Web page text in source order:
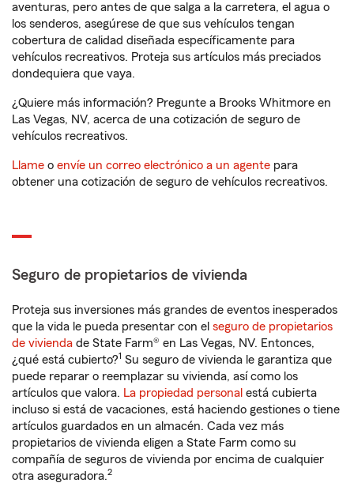
aventuras, pero antes de que salga a la carretera, el agua o
los senderos, asegúrese de que sus vehículos tengan
cobertura de calidad diseñada específicamente para
vehículos recreativos. Proteja sus artículos más preciados
dondequiera que vaya.
¿Quiere más información? Pregunte a Brooks Whitmore en
Las Vegas, NV, acerca de una cotización de seguro de
vehículos recreativos.
Llame o envíe un correo electrónico a un agente para
obtener una cotización de seguro de vehículos recreativos.
Seguro de propietarios de vivienda
Proteja sus inversiones más grandes de eventos inesperados
que la vida le pueda presentar con el seguro de propietarios
de vivienda de State Farm® en Las Vegas, NV. Entonces,
¿qué está cubierto?1 Su seguro de vivienda le garantiza que
puede reparar o reemplazar su vivienda, así como los
artículos que valora. La propiedad personal está cubierta
incluso si está de vacaciones, está haciendo gestiones o tiene
artículos guardados en un almacén. Cada vez más
propietarios de vivienda eligen a State Farm como su
compañía de seguros de vivienda por encima de cualquier
otra aseguradora.2